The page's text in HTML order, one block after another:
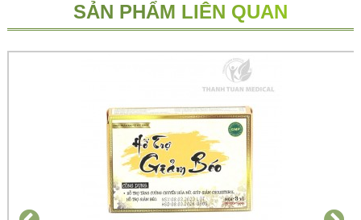
SẢN PHẨM LIÊN QUAN